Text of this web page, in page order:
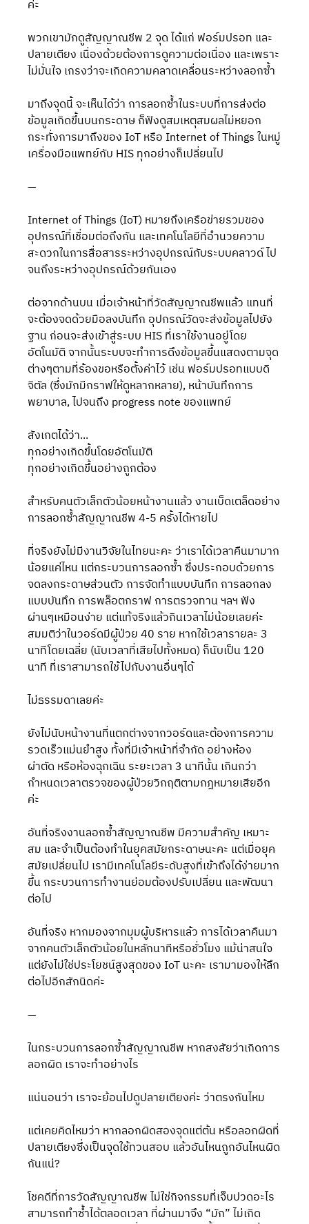
ค่ะ
พวกเขามักดูสัญญาณชีพ 2 จุด ได้แก่ ฟอร์มปรอท และ
ปลายเตียง เนื่องด้วยต้องการดูความต่อเนื่อง และเพราะ
ไม่มั่นใจ เกรงว่าจะเกิดความคลาดเคลื่อนระหว่างลอกซ้ำ
มาถึงจุดนี้ จะเห็นได้ว่า การลอกซ้ำในระบบที่การส่งต่อ
ข้อมูลเกิดขึ้นบนกระดาษ ก็ฟังดูสมเหตุสมผลไม่หยอก
กระทั่งการมาถึงของ IoT หรือ Internet of Things ในหมู่
เครื่องมือแพทย์กับ HIS ทุกอย่างก็เปลี่ยนไป
—
Internet of Things (IoT) หมายถึงเครือข่ายรวมของ
อุปกรณ์ที่เชื่อมต่อถึงกัน และเทคโนโลยีที่อำนวยความ
สะดวกในการสื่อสารระหว่างอุปกรณ์กับระบบคลาวด์ ไป
จนถึงระหว่างอุปกรณ์ด้วยกันเอง
ต่อจากด้านบน เมื่อเจ้าหน้าที่วัดสัญญาณชีพแล้ว แทนที่
จะต้องจดด้วยมือลงบันทึก อุปกรณ์วัดจะส่งข้อมูลไปยัง
ฐาน ก่อนจะส่งเข้าสู่ระบบ HIS ที่เราใช้งานอยู่โดย
อัตโนมัติ จากนั้นระบบจะทำการดึงข้อมูลขึ้นแสดงตามจุด
ต่างๆตามที่ร้องขอหรือตั้งค่าไว้ เช่น ฟอร์มปรอทแบบดิ
จิตัล (ซึ่งมักมีกราฟให้ดูหลากหลาย), หน้าบันทึกการ
พยาบาล, ไปจนถึง progress note ของแพทย์
สังเกตได้ว่า...
ทุกอย่างเกิดขึ้นโดยอัตโนมัติ
ทุกอย่างเกิดขึ้นอย่างถูกต้อง
สำหรับคนตัวเล็กตัวน้อยหน้างานแล้ว งานเบ็ดเตล็ดอย่าง
การลอกซ้ำสัญญาณชีพ 4-5 ครั้งได้หายไป
ที่จริงยังไม่มีงานวิจัยในไทยนะคะ ว่าเราได้เวลาคืนมามาก
น้อยแค่ไหน แต่กระบวนการลอกซ้ำ ซึ่งประกอบด้วยการ
จดลงกระดาษส่วนตัว การจัดทำแบบบันทึก การลอกลง
แบบบันทึก การพล็อตกราฟ การตรวจทาน ฯลฯ ฟัง
ผ่านๆเหมือนง่าย แต่แท้จริงแล้วกินเวลาไม่น้อยเลยค่ะ
สมมติว่าในวอร์ดมีผู้ป่วย 40 ราย หากใช้เวลารายละ 3
นาทีโดยเฉลี่ย (นับเวลาที่เสียไปทั้งหมด) ก็นับเป็น 120
นาที ที่เราสามารถใช้ไปกับงานอื่นๆได้
ไม่ธรรมดาเลยค่ะ
ยังไม่นับหน้างานที่แตกต่างจากวอร์ดและต้องการความ
รวดเร็วแม่นยำสูง ทั้งที่มีเจ้าหน้าที่จำกัด อย่างห้อง
ผ่าตัด หรือห้องฉุกเฉิน ระยะเวลา 3 นาทีนั้น เกินกว่า
กำหนดเวลาตรวจของผู้ป่วยวิกฤติตามกฎหมายเสียอีก
ค่ะ
อันที่จริงงานลอกซ้ำสัญญาณชีพ มีความสำคัญ เหมาะ
สม และจำเป็นต้องทำในยุคสมัยกระดาษนะคะ แต่เมื่อยุค
สมัยเปลี่ยนไป เรามีเทคโนโลยีระดับสูงที่เข้าถึงได้ง่ายมาก
ขึ้น กระบวนการทำงานย่อมต้องปรับเปลี่ยน และพัฒนา
ต่อไป
อันที่จริง หากมองจากมุมผู้บริหารแล้ว การได้เวลาคืนมา
จากคนตัวเล็กตัวน้อยในหลักนาทีหรือชั่วโมง แม้น่าสนใจ
แต่ยังไม่ใช่ประโยชน์สูงสุดของ IoT นะคะ เรามามองให้ลึก
ต่อไปอีกสักนิดค่ะ
—
ในกระบวนการลอกซ้ำสัญญาณชีพ หากสงสัยว่าเกิดการ
ลอกผิด เราจะทำอย่างไร
แน่นอนว่า เราจะย้อนไปดูปลายเตียงค่ะ ว่าตรงกันไหม
แต่เคยคิดไหมว่า หากลอกผิดสองจุดแต่ต้น หรือลอกผิดที่
ปลายเตียงซึ่งเป็นจุดใช้ทวนสอบ แล้วอันไหนถูกอันไหนผิด
กันแน่?
โชคดีที่การวัดสัญญาณชีพ ไม่ใช่กิจกรรมที่เจ็บปวดอะไร
สามารถทำซ้ำได้ตลอดเวลา ที่ผ่านมาจึง “มัก” ไม่เกิด